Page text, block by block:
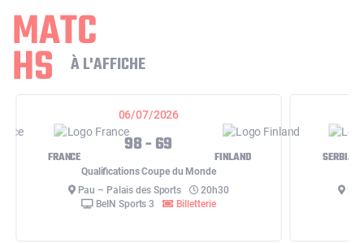
MATC
HS À L'AFFICHE
06/07/2026
FRANCE
98 - 69
FINLAND
Qualifications Coupe du Monde
Pau – Palais des Sports
20h30
BeIN Sports 3
Billetterie
SERBIA